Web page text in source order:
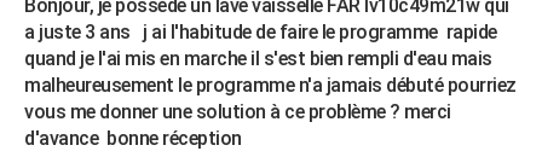
Essais
Réserver un essai
Citadines
Berlines
SUV
Forum auto
+HIGH-TECH
Mobiles
Meilleur smartphone
Internet
Ordinateurs
Jeux vidéo
Guide high-tech
+BRICOLAGE
Forum
Aménagement intérieur
Extérieur
Cuisine
Salle de bains
Jardinage
Rangement
WEEK-END
Bonjour, je possède un lave vaisselle FAR lv10c49m21w qui
a juste 3 ans j ai l'habitude de faire le programme rapide
quand je l'ai mis en marche il s'est bien rempli d'eau mais
malheureusement le programme n'a jamais débuté pourriez
vous me donner une solution à ce problème ? merci
d'avance bonne réception